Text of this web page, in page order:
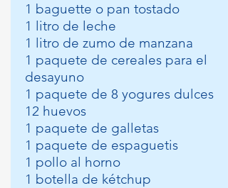
1 baguette o pan tostado
1 litro de leche
1 litro de zumo de manzana
1 paquete de cereales para el
desayuno
1 paquete de 8 yogures dulces
12 huevos
1 paquete de galletas
1 paquete de espaguetis
1 pollo al horno
1 botella de kétchup